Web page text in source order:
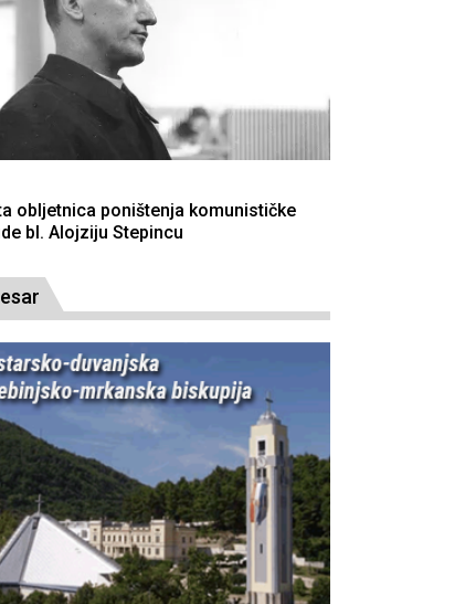
obljetnica poništenja komunističke
bl. Alojziju Stepincu